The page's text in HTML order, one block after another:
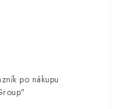
po nákupu